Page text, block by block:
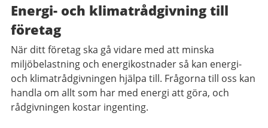
Energi- och klimatrådgivning till
företag
När ditt företag ska gå vidare med att minska
miljöbelastning och energikostnader så kan energi-
och klimatrådgivningen hjälpa till. Frågorna till oss kan
handla om allt som har med energi att göra, och
rådgivningen kostar ingenting.